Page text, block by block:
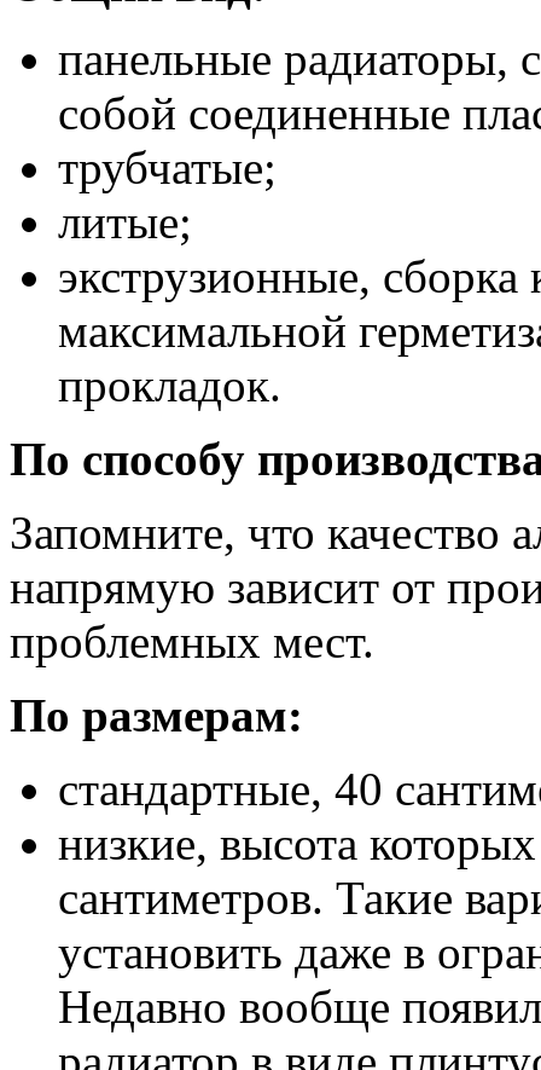
панельные радиаторы,
собой соединенные
трубчатые;
литые;
экструзионные,
максимальной
прокладок.
По способу
Запомните, что качество
напрямую зависит от
проблемных мест.
По размерам:
стандартные, 40
низкие, высота
сантиметров. Такие
установить даже в
Недавно вообще